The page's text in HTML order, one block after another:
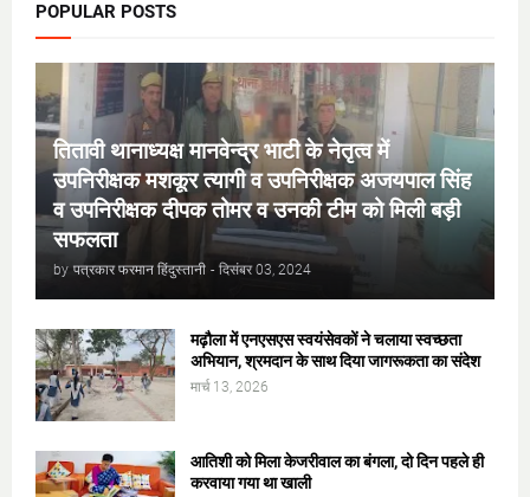
POPULAR POSTS
तितावी थानाध्यक्ष मानवेन्द्र भाटी के नेतृत्व में
उपनिरीक्षक मशकूर त्यागी व उपनिरीक्षक अजयपाल सिंह
व उपनिरीक्षक दीपक तोमर व उनकी टीम को मिली बड़ी
सफलता
by पत्रकार फरमान हिंदुस्तानी - दिसंबर 03, 2024
मढ़ौला में एनएसएस स्वयंसेवकों ने चलाया स्वच्छता
अभियान, श्रमदान के साथ दिया जागरूकता का संदेश
मार्च 13, 2026
आतिशी को मिला केजरीवाल का बंगला, दो दिन पहले ही
करवाया गया था खाली